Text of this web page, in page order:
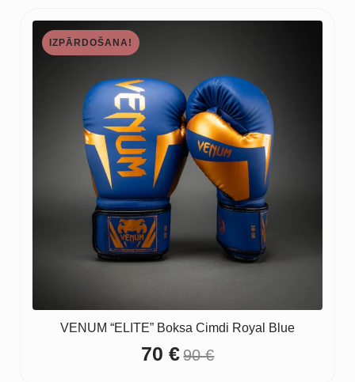
IZPĀRDOŠANA!
VENUM “ELITE” Boksa Cimdi Royal Blue
90€
Original
70 €Current